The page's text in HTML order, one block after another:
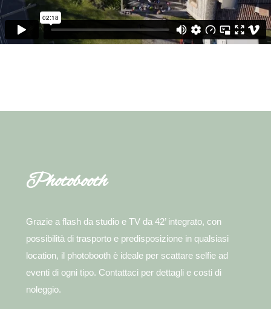
Photobooth
Grazie a flash da studio e TV da 42’ integrato, con
possibilità di trasporto e predisposizione in qualsiasi
location, il photobooth è ideale per scattare selfie ad
eventi di ogni tipo. Contattaci per dettagli e costi di
noleggio.